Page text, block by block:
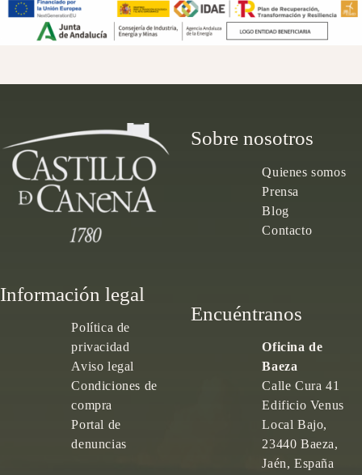
Sobre nosotros
Quienes somos
Prensa
Blog
Contacto
Información legal
Política de
privacidad
Aviso legal
Condiciones de
compra
Portal de
denuncias
Encuéntranos
Oficina de
Baeza
Calle Cura 41
Edificio Venus
Local Bajo,
23440 Baeza,
Jaén, España